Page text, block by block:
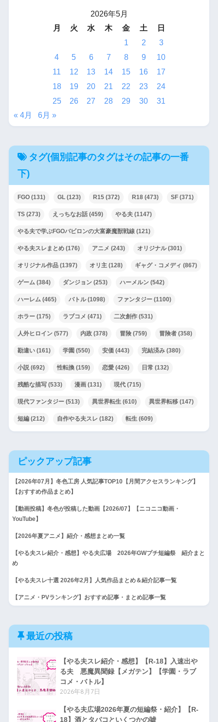
2026年5月
月
火 水 木 金 土
日
1
2
3
4
5 6 7 8 9
10
11
12 13 14 15 16
17
18
19 20 21 22 23
24
25
26 27 28 29 30
31
« 4月
6月 »
タグ(個別記事のタグはその記事の一番
下)
FGO(131) GL(123) R15(372) R18(473) SF(371)
TS(273) えっちなお話(459) やる夫(1147)
やる夫で学ぶFGOバビロンの大富豪魔獣戦線(121)
やる夫スレまとめ(176) アニメ (243) オリジナル(301)
オリジナル作品(1397) オリ主(128) ギャグ・コメディ (867)
ゲーム (384) ダンジョン(253) ハーメルン(542)
ハーレム (465) バトル(1098) ファンタジー(1100)
ホラー(175) ラブコメ (471) 二次創作(531)
人外ヒロイン(577) 内政(378) 冒険(759) 冒険者(358)
勘違い(161) 学園 (550) 安価(443) 完結済み(380)
小説(692) 性転換(159) 恋愛(426) 日常 (132)
残酷な描写(533) 漫画(131) 現代(715)
現代ファンタジー(513) 異世界転生(610) 異世界転移(147)
短編(212) 自作やる夫スレ (182) 転生(609)
ピックアップ記事
【2026年07月】冬色工房 人気記事TOP10【月間アクセスランキング】
【おすすめ作品まとめ】
【動画投稿】冬色が投稿した動画【2026/07】【ニコニコ動画・
YouTube】
【2026年夏アニメ】紹介・感想まとめ一覧
【やる夫スレ紹介・感想】やる夫広場 2026年GWプチ短編祭 紹介まと
め
【やる夫スレ十選 2026年2月】人気作品まとめ＆紹介記事一覧
【アニメ・PVランキング】おすすめ記事・まとめ記事一覧
最近の投稿
【やる夫スレ紹介・感想】【R-18】入速出や
る夫 悪魔異聞録【メガテン】【学園・ラブ
コメ・バトル】
2026年8月7日
【やる夫広場2026年夏の短編祭・紹介】【R-
18】酒とタバコといくつかの嘘